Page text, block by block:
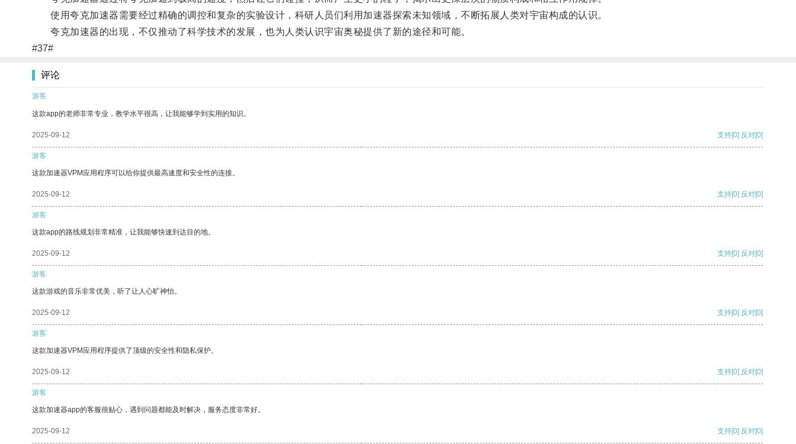
使用夸克加速器需要经过精确的调控和复杂的实验设计，科研人员们利用加速器探索未知领域，不断拓展人类对宇宙构成的认识。
夸克加速器的出现，不仅推动了科学技术的发展，也为人类认识宇宙奥秘提供了新的途径和可能。
#37#
评论
游客
这款app的老师非常专业，教学水平很高，让我能够学到实用的知识。
2025-09-12 支持[0] 反对[0]
游客
这款加速器VPM应用程序可以给你提供最高速度和安全性的连接。
2025-09-12 支持[0] 反对[0]
游客
这款app的路线规划非常精准，让我能够快速到达目的地。
2025-09-12 支持[0] 反对[0]
游客
这款游戏的音乐非常优美，听了让人心旷神怡。
2025-09-12 支持[0] 反对[0]
游客
这款加速器VPM应用程序提供了顶级的安全性和隐私保护。
2025-09-12 支持[0] 反对[0]
游客
这款加速器app的客服很贴心，遇到问题都能及时解决，服务态度非常好。
2025-09-12 支持[0] 反对[0]